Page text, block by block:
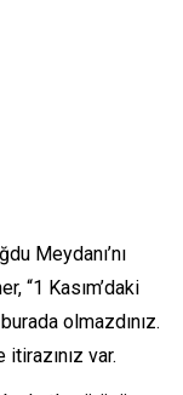
Meydanı’nı
“1 Kasım’daki
olmazdınız.
var.